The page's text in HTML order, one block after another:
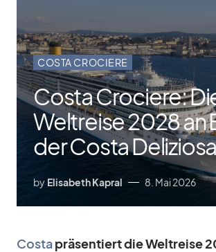
COSTA CROCIERE
Costa Crociere:
Weltreise 2028 an
der Costa
by Elisabeth Kapral 8. Mai 2026
Costaprä­sen­tiert die Welt­reise